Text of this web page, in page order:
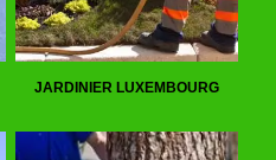
JARDINIER LUXEMBOURG